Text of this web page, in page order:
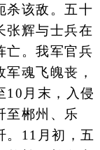
杀该敌。五十
张辉与士兵在
亡。我军官兵
魂飞魄丧，
10月末，入侵
至郴州、乐
。11月初，五